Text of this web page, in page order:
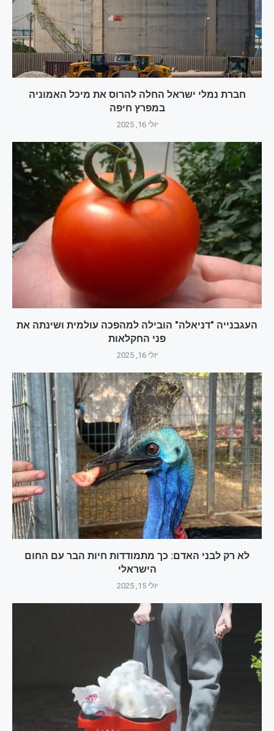
חברת נמלי ישראל החלה להרוס את מיכל האמוניה
במפרץ חיפה
יולי 16, 2025
העגבנייה "דניאלה" הובילה למהפכה עולמית ושינתה את
פני החקלאות
יולי 16, 2025
לא רק לבני האדם: כך מתמודדות חיות הבר עם החום
הישראלי
יולי 15, 2025